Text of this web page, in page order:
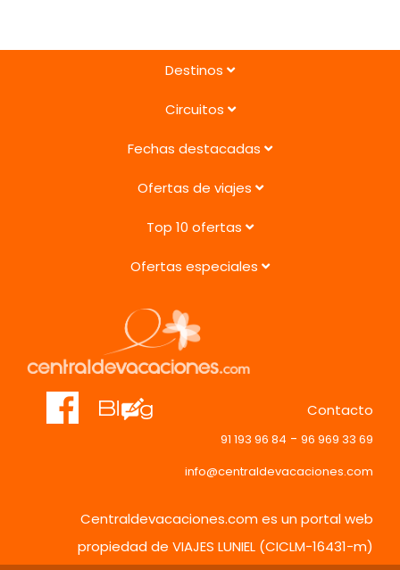
Destinos
Circuitos
Fechas destacadas
Ofertas de viajes
Top 10 ofertas
Ofertas especiales
Contacto
91 193 96 84 - 96 969 33 69
info@centraldevacaciones.com
Centraldevacaciones.com es un portal web
propiedad de VIAJES LUNIEL (CICLM-16431-m)